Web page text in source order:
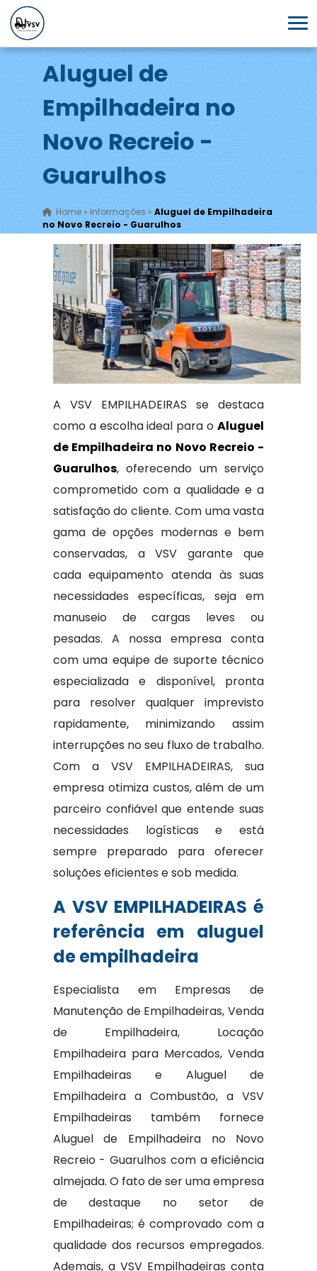
Aluguel de
Empilhadeira no
Novo Recreio -
Guarulhos
Home» Informações » Aluguel de Empilhadeira
no Novo Recreio - Guarulhos
A VSV EMPILHADEIRAS se destaca
como a escolha ideal para oAluguel
de Empilhadeira no Novo Recreio -
Guarulhos, oferecendo um serviço
comprometido com a qualidade e a
satisfação do cliente. Com uma vasta
gama de opções modernas e bem
conservadas, a VSV garante que
cada equipamento atenda às suas
necessidades específicas, seja em
manuseio de cargas leves ou
pesadas. A nossa empresa conta
com uma equipe de suporte técnico
especializada e disponível, pronta
para resolver qualquer imprevisto
rapidamente, minimizando assim
interrupções no seu fluxo de trabalho.
Com a VSV EMPILHADEIRAS, sua
empresa otimiza custos, além de um
parceiro confiável que entende suas
necessidades logísticas e está
sempre preparado para oferecer
soluções eficientes e sob medida.
A VSV EMPILHADEIRAS é
referência em aluguel
de empilhadeira
Especialista em Empresas de
Manutenção de Empilhadeiras, Venda
de Empilhadeira, Locação
Empilhadeira para Mercados, Venda
Empilhadeiras e Aluguel de
Empilhadeira a Combustão, a VSV
Empilhadeiras também fornece
Aluguel de Empilhadeira no Novo
Recreio - Guarulhos com a eficiência
almejada. O fato de ser uma empresa
de destaque no setor de
Empilhadeiras; é comprovado com a
qualidade dos recursos empregados.
Ademais, a VSV Empilhadeiras conta